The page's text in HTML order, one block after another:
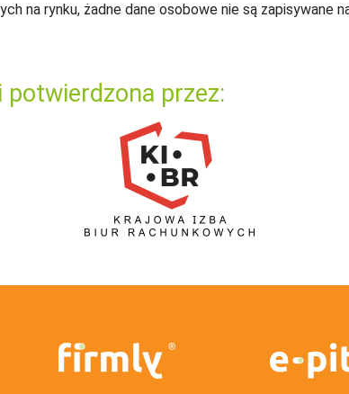
na rynku, żadne dane osobowe nie są zapisywane
przez: